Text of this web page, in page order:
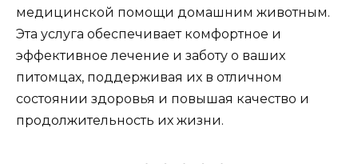
медицинской помощи домашним животным.
Эта услуга обеспечивает комфортное и
эффективное лечение и заботу о ваших
питомцах, поддерживая их в отличном
состоянии здоровья и повышая качество и
продолжительность их жизни.